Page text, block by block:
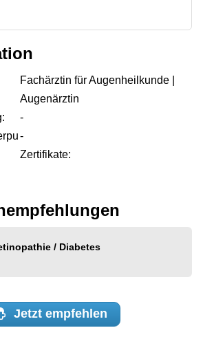
Fachärztin für Augenheilkunde |
Augenärztin
-
-
Zertifikate:
/ Diabetes
Jetzt empfehlen